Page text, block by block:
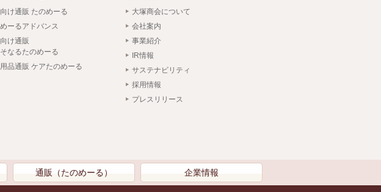
け通販 たのめーる
ーるアドバンス
け通販
なるたのめーる
品通販 ケアたのめーる
大塚商会について
会社案内
事業紹介
IR情報
サステナビリティ
採用情報
プレスリリース
通販（たのめーる） 企業情報